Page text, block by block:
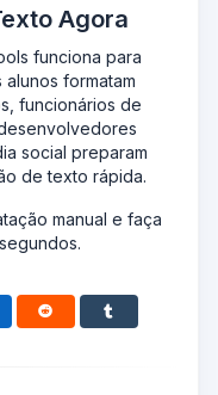
Agora
funciona para
formatam
funcionários de
social preparam
de texto rápida.
manual e faça